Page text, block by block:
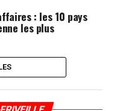
: les 10 pays
les plus